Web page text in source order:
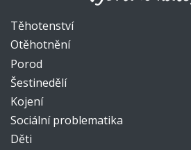
Těhotenství
Otěhotnění
Porod
Šestinedělí
Kojení
Sociální problematika
Děti